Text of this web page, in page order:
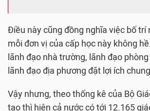
Điều này cũng đồng nghĩa việc bố trí
mỗi đơn vị của cấp học này không
lãnh đạo nhà trường, lãnh đạo
lãnh đạo địa phương đặt lợi ích
Vậy nhưng, theo thống kê của Bộ
tạo thì hiện cả nước có tới 12.165